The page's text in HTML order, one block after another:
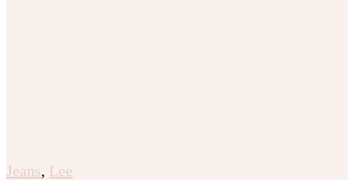
Jeans, Lee